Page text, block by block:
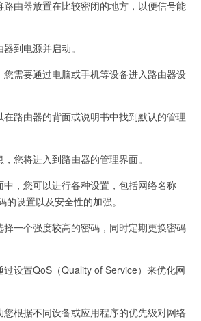
由器放置在比较密闭的地方，以便信号能
到电源并启动。
需要通过电脑或手机等设备进入路由器设
路由器的背面或说明书中找到默认的管理
将进入到路由器的管理界面。
，您可以进行各种设置，包括网络名称
的设置以及安全性的加强。
一个强度较高的密码，同时定期更换密码
设置QoS（Quality of Service）来优化网
根据不同设备或应用程序的优先级对网络